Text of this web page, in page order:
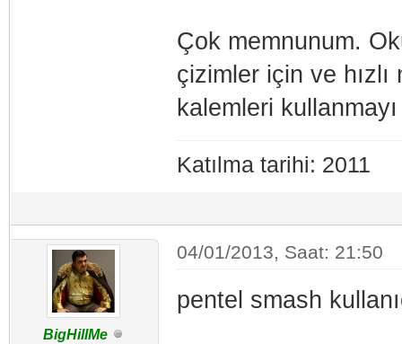
Çok memnunum.
çizimler için ve
kalemleri
Katılma tarihi: 2011
BigHillMe
04/01/2013, Saat: 21:50
pentel smash